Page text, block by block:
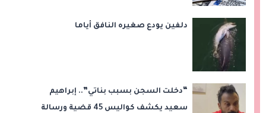
دلفين يودع صغيره النافق أياما
“دخلت السجن بسبب بناتي”.. إبراهيم
سعيد يكشف كواليس 45 قضية ورسالة